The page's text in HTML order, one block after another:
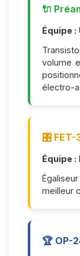
🔌
Équipe :
volume
électro-
🎛️ FET-
Équipe :
meilleur
🏆 OP-